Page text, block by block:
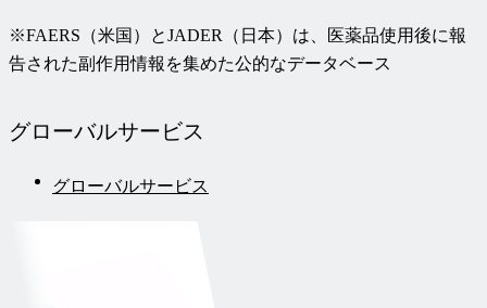
※FAERS（米国）とJADER（日本）は、医薬品使用後に報
告された副作用情報を集めた公的なデータベース
グローバルサービス
グローバルサービス